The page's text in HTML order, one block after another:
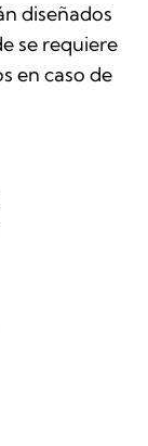
diseñados
se requiere
en caso de